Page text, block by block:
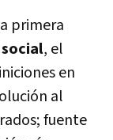
primera
, el
en
al
fuente